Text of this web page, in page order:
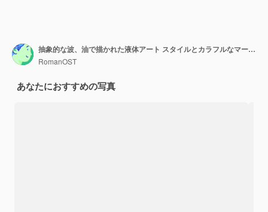
抽象的な波、油で描かれた液体アート スタイルとカラフルなマーブリング テクスチャ創造的な背景
RomanOST
あなたにおすすめの写真